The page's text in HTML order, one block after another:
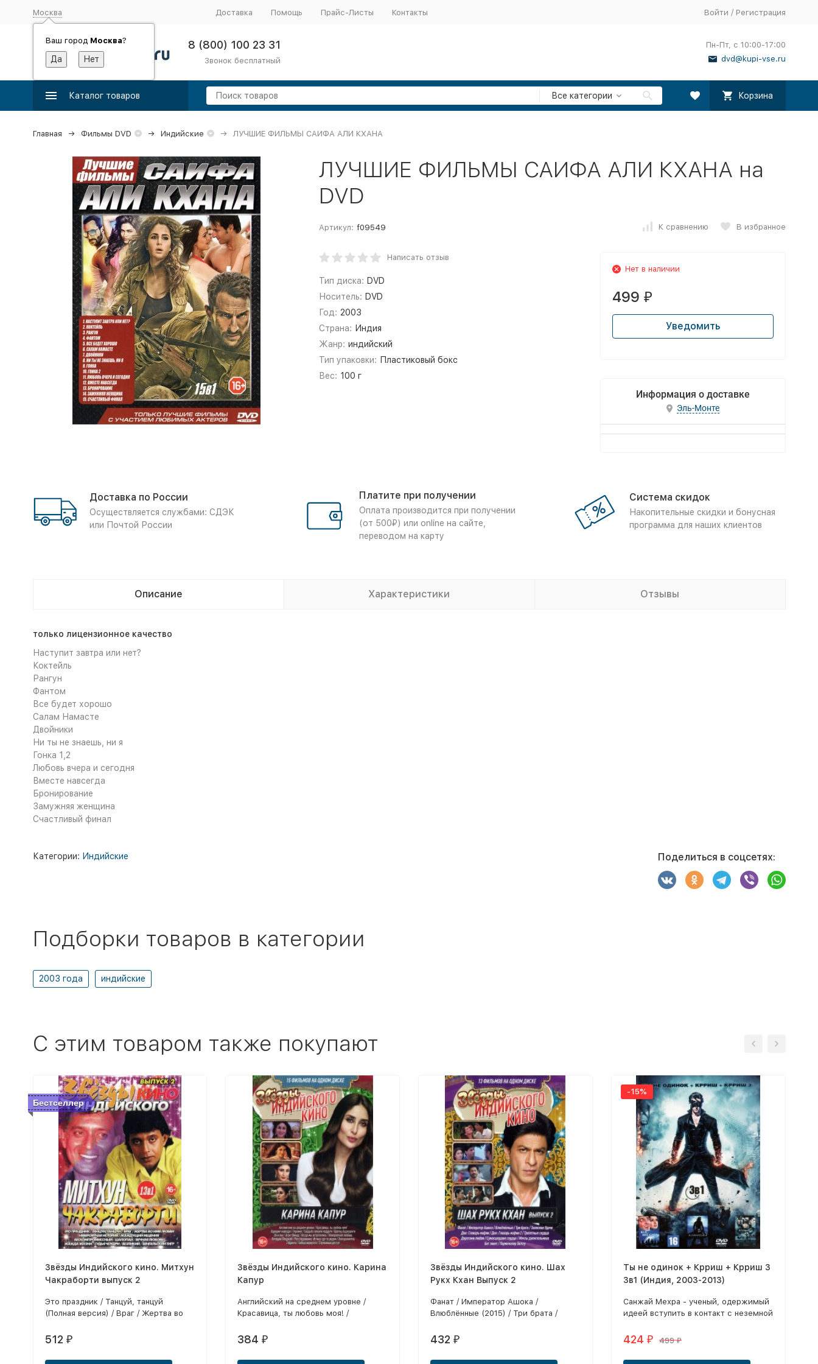
Москва
Ваш город Москва?
Доставка Помощь Прайс-Листы Контакты Войти / Регистрация
8 (800) 100 23 31
Звонок бесплатный
Пн-Пт, с 10:00-17:00
dvd@kupi-vse.ru
Каталог товаров Все категории Корзина
Главная Фильмы DVD Индийские ЛУЧШИЕ ФИЛЬМЫ САИФА АЛИ КХАНА
ЛУЧШИЕ ФИЛЬМЫ САИФА АЛИ КХАНА на
DVD
Артикул: f09549 К сравнению В избранное
Написать отзыв
Тип диска: DVD
Носитель: DVD
Год: 2003
Страна: Индия
Жанр: индийский
Тип упаковки: Пластиковый бокс
Вес: 100 г
Нет в наличии
499 ₽
Уведомить
Информация о доставке
Эль-Монте
Доставка по России
Осуществляется службами: СДЭК
или Почтой России
Платите при получении
Оплата производится при получении
(от 500₽) или online на сайте,
переводом на карту
Система скидок
Накопительные скидки и бонусная
программа для наших клиентов
Описание Характеристики Отзывы
только лицензионное качество
Наступит завтра или нет?
Коктейль
Рангун
Фантом
Все будет хорошо
Салам Намасте
Двойники
Ни ты не знаешь, ни я
Гонка 1,2
Любовь вчера и сегодня
Вместе навсегда
Бронирование
Замужняя женщина
Счастливый финал
Категории: Индийские Поделиться в соцсетях:
Подборки товаров в категории
2003 года индийские
C этим товаром также покупают
Бестселлер
Звёзды Индийского кино. Митхун
Чакраборти выпуск 2
Это праздник / Танцуй, танцуй
(Полная версия) / Враг / Жертва во
Жаждущий мщения /
Вечная любовь / Жажда жизни /
512 ₽
Звёзды Индийского кино. Карина
Капур
Английский на среднем уровне /
Красавица, ты любовь моя! /
лучшей подруги / Братец Баджранги /
встретились / Невероятная любовь /
384₽
Звёзды Индийского кино. Шах
Рукх Кхан Выпуск 2
Фанат / Император Ашока /
Влюблённые (2015) / Три брата /
/ Дон: Главарь мафии 2 / Трепетные
Сумасшедшее сердце / Мечты
432 ₽
-15%
Ты не одинок + Крриш + Крриш 3
3в1 (Индия, 2003-2013)
Санжай Мехра - ученый, одержимый
идеей вступить в контакт с неземной
424 ₽ 499₽